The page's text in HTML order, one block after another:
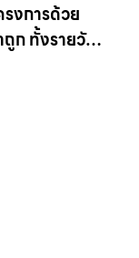
งการด้วย
ถูก ทั้งรายวัน